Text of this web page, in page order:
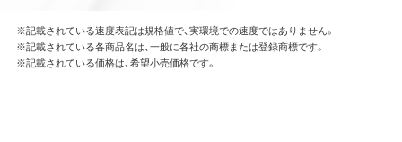
※記載されている速度表記は規格値で、実環境での速度ではありません。
※記載されている各商品名は、一般に各社の商標または登録商標です。
※記載されている価格は、希望小売価格です。